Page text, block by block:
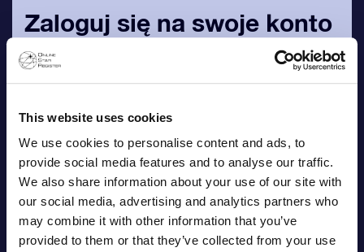
This website uses cookies
We use cookies to personalise content and ads, to
provide social media features and to analyse our traffic.
We also share information about your use of our site with
our social media, advertising and analytics partners who
may combine it with other information that you’ve
provided to them or that they’ve collected from your use
Zaloguj się na swoje konto
OSR
E-mail